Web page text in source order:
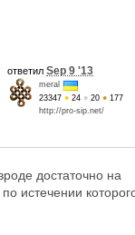
ответил Sep 9 '13
meral
23347 ● 24 ● 20 ● 177
http://pro-sip.net/
достаточно на
истечении